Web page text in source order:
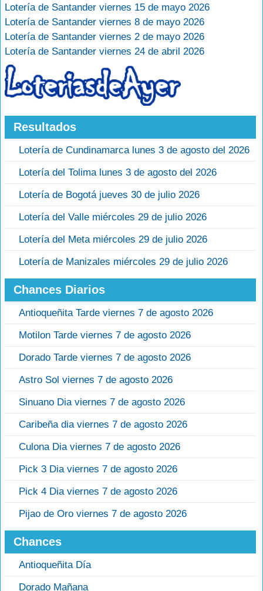
Lotería de Santander viernes 15 de mayo 2026
Lotería de Santander viernes 8 de mayo 2026
Lotería de Santander viernes 2 de mayo 2026
Lotería de Santander viernes 24 de abril 2026
Resultados
Lotería de Cundinamarca lunes 3 de agosto del 2026
Lotería del Tolima lunes 3 de agosto del 2026
Lotería de Bogotá jueves 30 de julio 2026
Lotería del Valle miércoles 29 de julio 2026
Lotería del Meta miércoles 29 de julio 2026
Lotería de Manizales miércoles 29 de julio 2026
Chances Diarios
Antioqueñita Tarde viernes 7 de agosto 2026
Motilon Tarde viernes 7 de agosto 2026
Dorado Tarde viernes 7 de agosto 2026
Astro Sol viernes 7 de agosto 2026
Sinuano Dia viernes 7 de agosto 2026
Caribeña dia viernes 7 de agosto 2026
Culona Dia viernes 7 de agosto 2026
Pick 3 Dia viernes 7 de agosto 2026
Pick 4 Dia viernes 7 de agosto 2026
Pijao de Oro viernes 7 de agosto 2026
Chances
Antioqueñita Día
Dorado Mañana